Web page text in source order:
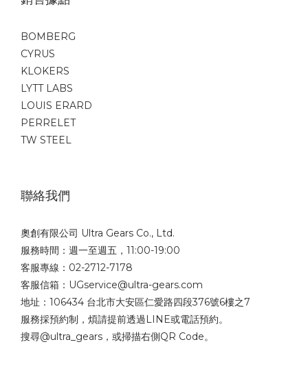
BOMBERG
CYRUS
KLOKERS
LYTT LABS
LOUIS ERARD
PERRELET
TW STEEL
聯絡我們
奧創有限公司 Ultra Gears Co., Ltd.
服務時間：週一至週五，11:00-19:00
客服專線：02-2712-7178
客服信箱：UGservice@ultra-gears.com
地址：106434 台北市大安區仁愛路四段376號6樓之7
服務採預約制，煩請提前透過LINE或電話預約。
搜尋@ultra_gears，或掃描右側QR Code。